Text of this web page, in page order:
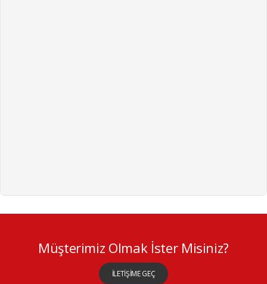
Müşterimiz Olmak İster Misiniz?
İLETİŞİME GEÇ